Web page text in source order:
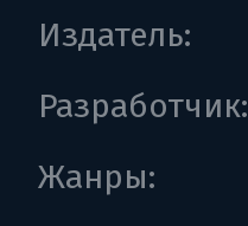
Издатель:
Разработчик:
Жанры: